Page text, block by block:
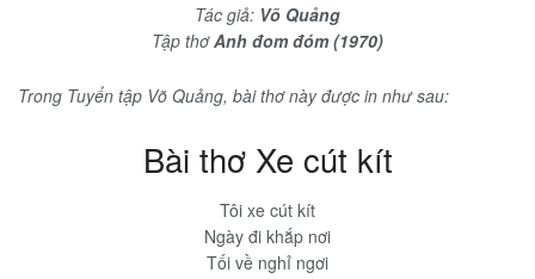
Tác giả: Võ Quảng
Tập thơAnh đom đóm (1970)
Trong Tuyển tập Võ Quảng, bài thơ này được in như sau:
Bài thơ Xe cút kít
Tôi xe cút kít
Ngày đi khắp nơi
Tối về nghỉ ngơi